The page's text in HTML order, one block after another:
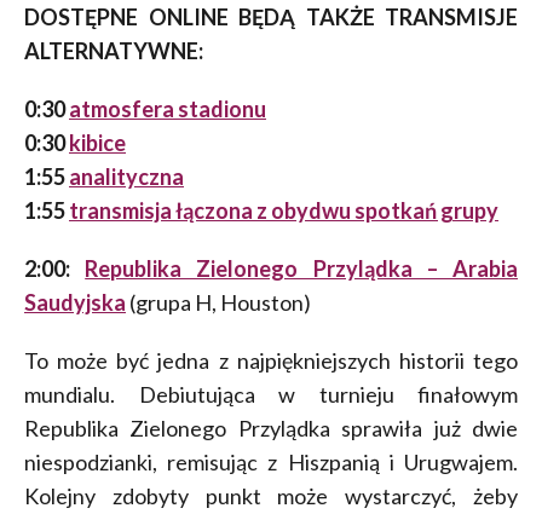
DOSTĘPNE ONLINE BĘDĄ TAKŻE TRANSMISJE
ALTERNATYWNE:
0:30atmosfera stadionu
0:30kibice
1:55analityczna
1:55transmisja łączona z obydwu spotkań grupy
2:00: Republika Zielonego Przylądka – Arabia
Saudyjska (grupa H, Houston)
To może być jedna z najpiękniejszych historii tego
mundialu. Debiutująca w turnieju finałowym
Republika Zielonego Przylądka sprawiła już dwie
niespodzianki, remisując z Hiszpanią i Urugwajem.
Kolejny zdobyty punkt może wystarczyć, żeby